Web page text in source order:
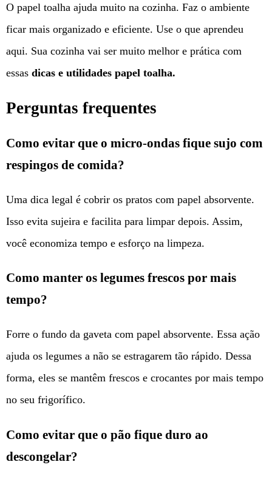
O papel toalha ajuda muito na cozinha. Faz o ambiente
ficar mais organizado e eficiente. Use o que aprendeu
aqui. Sua cozinha vai ser muito melhor e prática com
essas dicas e utilidades papel toalha.
Perguntas frequentes
Como evitar que o micro-ondas fique sujo com
respingos de comida?
Uma dica legal é cobrir os pratos com papel absorvente.
Isso evita sujeira e facilita para limpar depois. Assim,
você economiza tempo e esforço na limpeza.
Como manter os legumes frescos por mais
tempo?
Forre o fundo da gaveta com papel absorvente. Essa ação
ajuda os legumes a não se estragarem tão rápido. Dessa
forma, eles se mantêm frescos e crocantes por mais tempo
no seu frigorífico.
Como evitar que o pão fique duro ao
descongelar?